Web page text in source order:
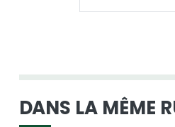
DANS LA MÊME